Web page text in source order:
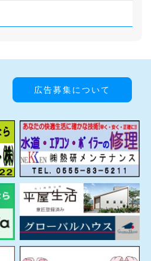
広告募集について